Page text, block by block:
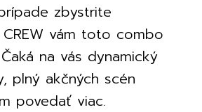
zbystrite
vám toto combo
na vás dynamický
plný akčných scén
povedať viac.